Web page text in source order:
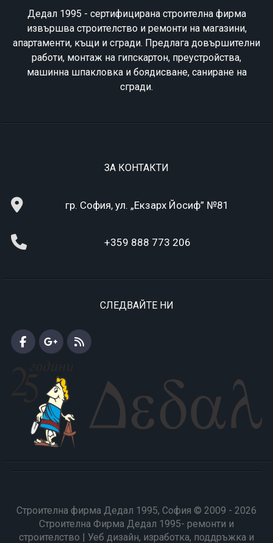
Дедал 1995 - сертифицирана строителна фирма
извършва строителство и ремонти на магазини,
апартаменти, къщи и сгради. Предлага довършителни
работи, монтаж на гипскартон, преустройства,
машинна шпакловка и боядисване, саниране на
сгради.
ЗА КОНТАКТИ
гр. София, ул. „Екзарх Йосиф” №81
+359 888 773 206
СЛЕДВАЙТЕ НИ
Строителна фирма Дедал 1995, София © 2009 - 2026
Строителна Фирма Дедал 1995- ремонти и
строителство | Уеб дизайн, изработка, поддръжка и